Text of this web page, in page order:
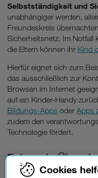
Selbstständigkeit und
unabhängiger werden,
Freundeskreis
Sicherheitsnetz. Im Notfall
die Eltern können ihr Kind
Hierfür eignet sich zum
das ausschließlich zur
Browsen im Internet
auf ein Kinder-Handy
Bildungs-Apps oder Apps
zudem den
Technologie fördert.
Folgende
Entscheidung:
Cookies